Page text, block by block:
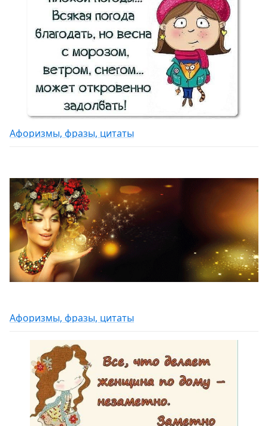
Афоризмы, фразы, цитаты
Афоризмы, фразы, цитаты